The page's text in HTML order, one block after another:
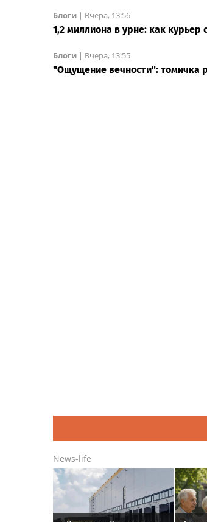
Блоги | Вчера, 13:56
1,2 миллиона в урне: как курьер
Блоги | Вчера, 13:55
"Ощущение вечности": томичка
News-life